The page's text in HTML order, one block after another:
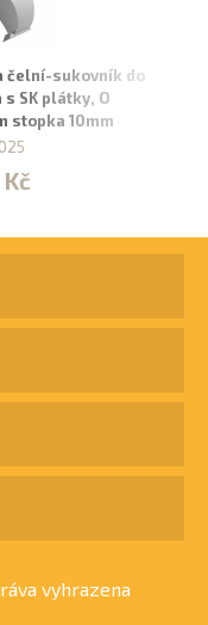
čelní-sukovník do
s SK plátky, O
stopka 10mm
vyhrazena